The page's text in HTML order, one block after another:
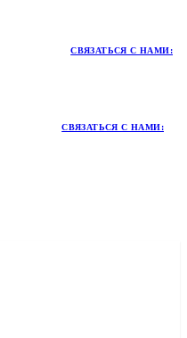
СВЯЗАТЬСЯ С НАМИ:
СВЯЗАТЬСЯ С НАМИ: